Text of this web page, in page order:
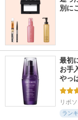
別に
最初
お手
やっ
リポ
ラン